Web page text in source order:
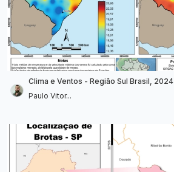
Clima e Ventos - Região Sul Brasil, 2024
Paulo Vitor...